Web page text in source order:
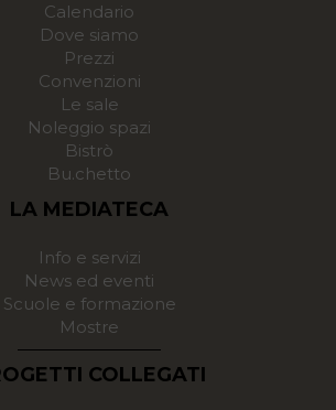
Calendario
Dove siamo
Prezzi
Convenzioni
Le sale
Noleggio spazi
Bistrò
Bu.chetto
LA MEDIATECA
Info e servizi
News ed eventi
Scuole e formazione
Mostre
COLLEGATI